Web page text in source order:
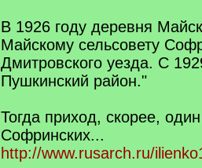
В 1926 году деревня
Майскому сельсовету
Дмитровского уезда. С
Пушкинский район."
Тогда приход, скорее,
Софринских...
http://www.rusarch.ru/